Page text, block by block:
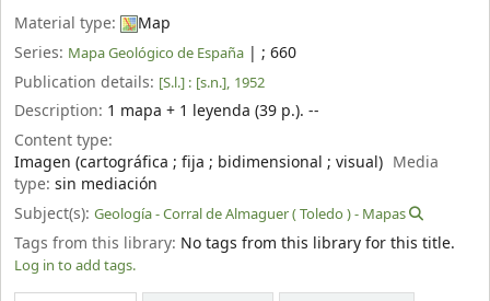
Material type:
Map
Series: Mapa Geológico de España | ; 660
Publication details: [S.l.] : [s.n.], 1952
Description: 1 mapa + 1 leyenda (39 p.). --
Content type:
Imagen (cartográfica ; fija ; bidimensional ; visual) Media
type: sin mediación
Subject(s): Geología - Corral de Almaguer ( Toledo ) - Mapas
Tags from this library: No tags from this library for this title.
Log in to add tags.